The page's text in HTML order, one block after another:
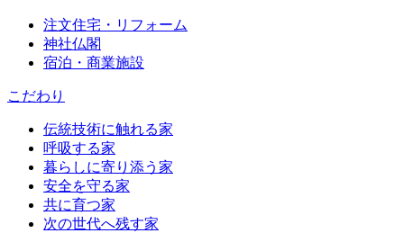
注文住宅・リフォーム
神社仏閣
宿泊・商業施設
こだわり
伝統技術に触れる家
呼吸する家
暮らしに寄り添う家
安全を守る家
共に育つ家
次の世代へ残す家